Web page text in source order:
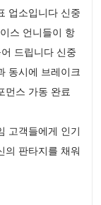
업소입니다 신중
스 언니들이 항
드립니다 신중
동시에 브레이크
먼스 가동 완료
고객들에게 인기
의 판타지를 채워